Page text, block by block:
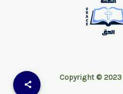
Copyright © 2023